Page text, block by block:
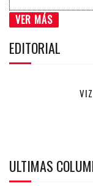
VER MÁS
EDITORIAL
ULTIMAS